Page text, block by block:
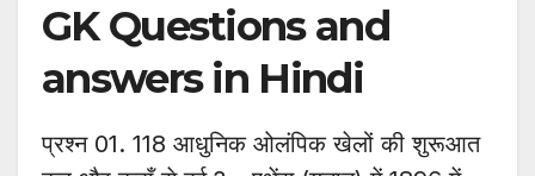
GK Questions and
answers in Hindi
प्रश्न 01. 118 आधुनिक ओलंपिक खेलों की शुरूआत